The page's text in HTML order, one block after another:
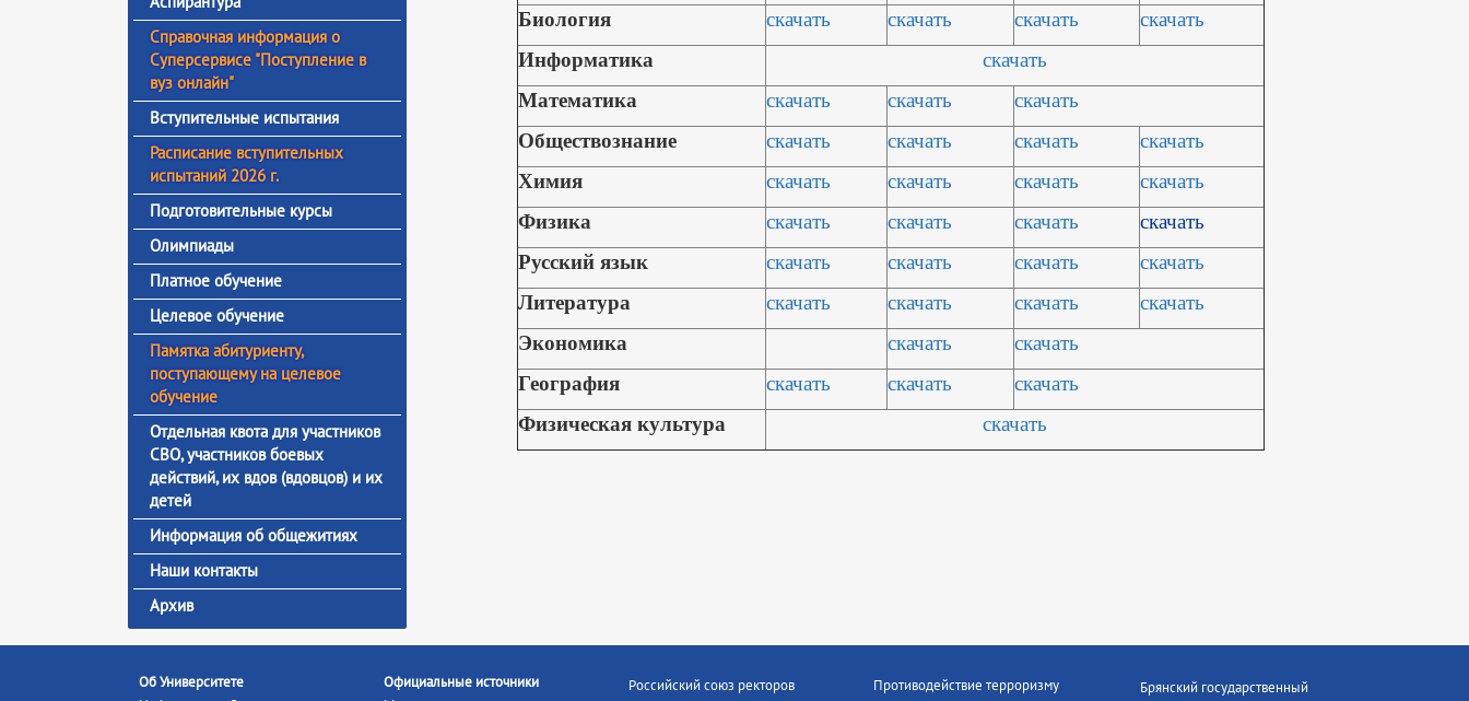
Справочная информация о
Суперсервисе "Поступление в
вуз онлайн"
Вступительные испытания
Расписание вступительных
испытаний 2026 г.
Подготовительные курсы
Олимпиады
Платное обучение
Целевое обучение
Памятка абитуриенту,
поступающему на целевое
обучение
Отдельная квота для участников
СВО, участников боевых
действий, их вдов (вдовцов) и их
детей
Информация об общежитиях
Наши контакты
Архив
Биология
скачать скачать скачать
скачать
Информатика
скачать
Математика
скачать скачать
скачать
Обществознание
скачать скачать скачать
скачать
Химия
скачать скачать скачать
скачать
Физика
скачать скачать скачать
скачать
Русский язык
скачать скачать скачать
скачать
Литература
скачать скачать скачать
скачать
Экономика
скачать
скачать
География
скачать скачать
скачать
Физическая культура
скачать
Об Университете
Официальные источники
Российский союз ректоров Противодействие терроризму
Брянский государственный